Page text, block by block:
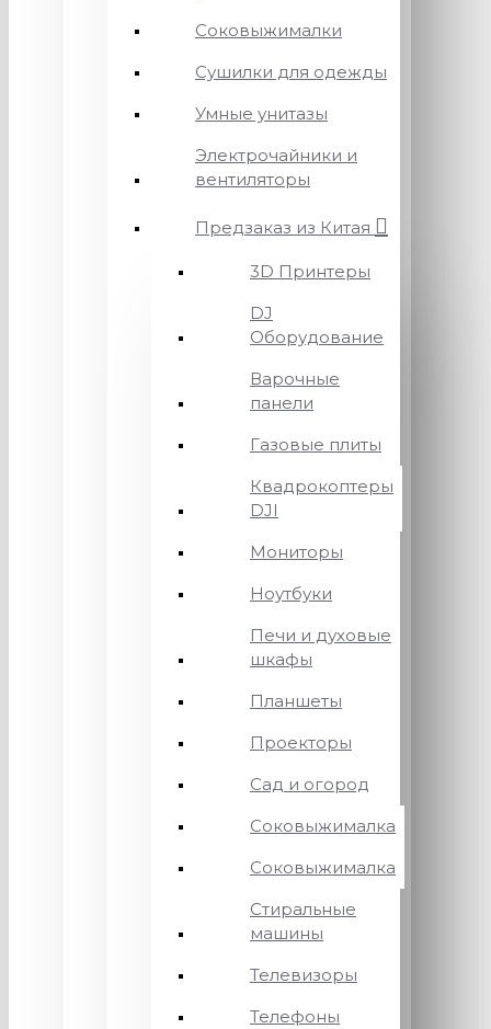
Соковыжималки
Сушилки для одежды
Умные унитазы
Электрочайники и
вентиляторы
Предзаказ из Китая
3D Принтеры
DJ
Оборудование
Варочные
панели
Газовые плиты
Квадрокоптеры
DJI
Мониторы
Ноутбуки
Печи и духовые
шкафы
Планшеты
Проекторы
Сад и огород
Соковыжималка
Соковыжималка
Стиральные
машины
Телевизоры
Телефоны